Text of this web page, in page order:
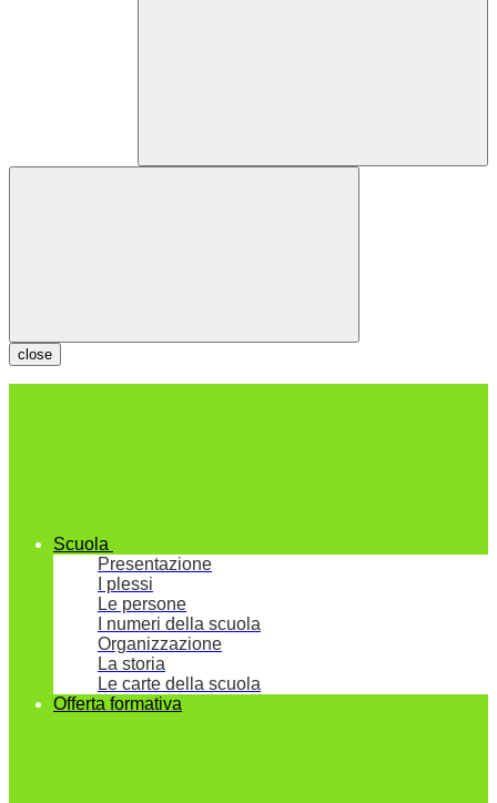
close
Scuola
Presentazione
I plessi
Le persone
I numeri della scuola
Organizzazione
La storia
Le carte della scuola
Offerta formativa